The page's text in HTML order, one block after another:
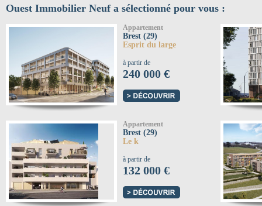
Ouest Immobilier Neuf a sélectionné pour vous :
Appartement
Brest (29)
Esprit du large
à partir de
240 000 €
Appartement
Brest (29)
Le k
à partir de
132 000 €